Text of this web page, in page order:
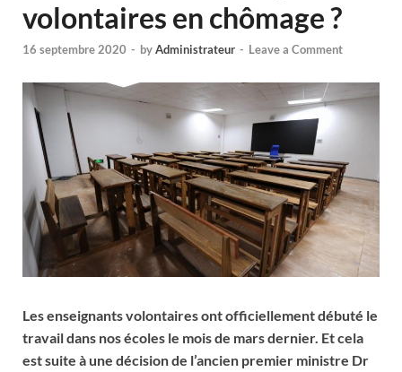
volontaires en chômage ?
16 septembre 2020 - byAdministrateur - Leave a Comment
Les enseignants volontaires ont officiellement débuté le
travail dans nos écoles le mois de mars dernier. Et cela
est suite à une décision de l’ancien premier ministre Dr